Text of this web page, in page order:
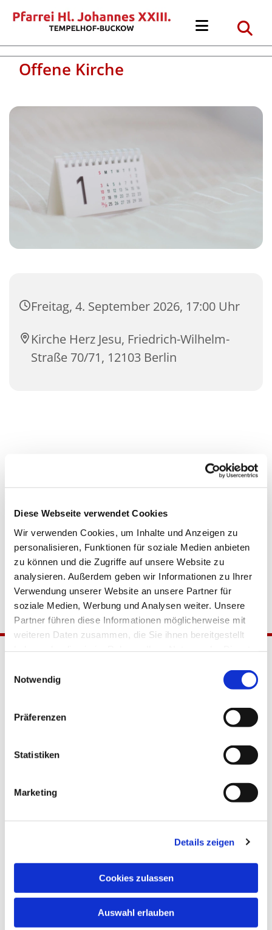
Diese Webseite verwendet Cookies
Wir verwenden Cookies, um Inhalte und Anzeigen zu
personalisieren, Funktionen für soziale Medien anbieten
zu können und die Zugriffe auf unsere Website zu
analysieren. Außerdem geben wir Informationen zu Ihrer
Verwendung unserer Website an unsere Partner für
soziale Medien, Werbung und Analysen weiter. Unsere
Partner führen diese Informationen möglicherweise mit
weiteren Daten zusammen, die Sie ihnen bereitgestellt
Notwendig
Präferenzen
Statistiken
Marketing
Details zeigen
Cookies zulassen
Auswahl erlauben
Offene Kirche
Freitag, 4. September 2026, 17:00 Uhr
Kirche Herz Jesu, Friedrich-Wilhelm-
Straße 70/71, 12103 Berlin
Pfarrei Hl. Johannes XXIII.
Glaube
Bistumswallfahrt
Taufe, Kommunion & Trauung